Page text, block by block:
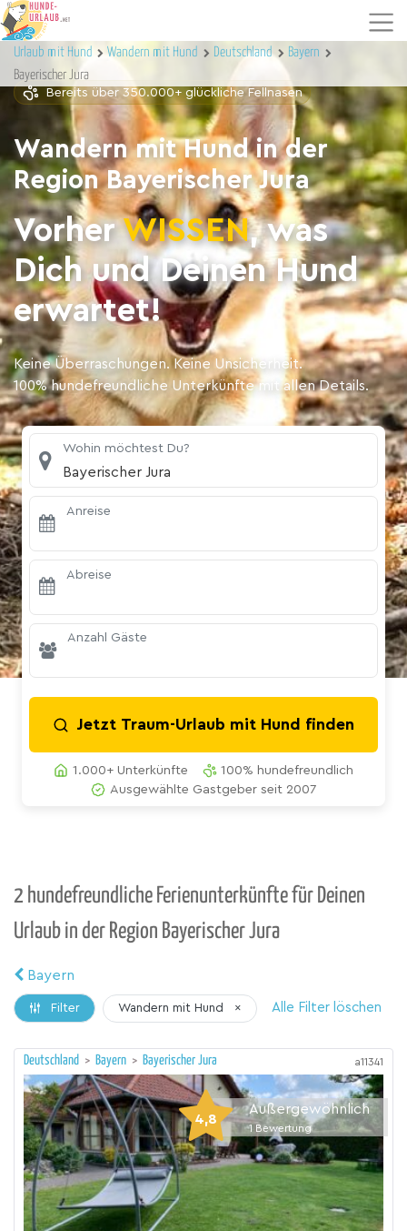
Urlaub mit Hund Wandern mit Hund Deutschland
Bayern
Bayerischer Jura
Bereits über 350.000+ glückliche Fellnasen
Wandern mit Hund in der
Region Bayerischer Jura
VorherWISSEN, was
Dich und Deinen Hund
erwartet!
Keine Überraschungen. Keine Unsicherheit.
100% hundefreundliche Unterkünfte mit allen Details.
Wohin möchtest Du?
Bayerischer Jura
Anreise
Abreise
Anzahl Gäste
Jetzt Traum-Urlaub mit Hund finden
1.000+ Unterkünfte
100% hundefreundlich
Ausgewählte Gastgeber seit 2007
2 hundefreundliche Ferienunterkünfte für Deinen
Urlaub in der Region Bayerischer Jura
Bayern
Filter Wandern mit Hund × Alle Filter löschen
Deutschland > Bayern > Bayerischer Jura a11341
4,8
Außergewöhnlich
1 Bewertung